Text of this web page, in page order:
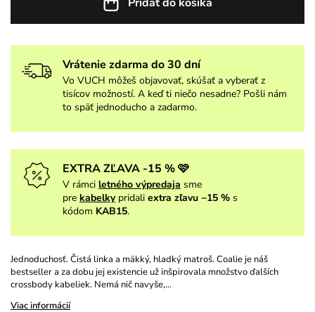
Vrátenie zdarma do 30 dní
Vo VUCH môžeš objavovať, skúšať a vyberať z
tisícov možností. A keď ti niečo nesadne? Pošli nám
to späť jednoducho a zadarmo.
EXTRA ZĽAVA -15 % 🩷
V rámci letného výpredaja sme
pre kabelky pridali extra zľavu −15 % s
kódom KAB15.
Jednoduchosť. Čistá linka a mäkký, hladký matroš. Coalie je náš
bestseller a za dobu jej existencie už inšpirovala množstvo ďalších
crossbody kabeliek. Nemá nič navyše,…
Viac informácií